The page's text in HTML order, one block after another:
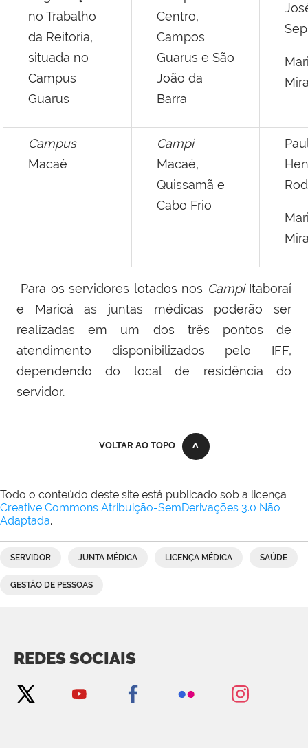
no Trabalho
da Reitoria,
situada no
Campus
Guarus
Centro,
Campos
Guarus e São
João da
Barra
Campus
Macaé
Campi
Macaé,
Quissamã e
Cabo Frio
Para os servidores lotados nos Campi Itaboraí
e Maricá as juntas médicas poderão ser
realizadas em um dos três pontos de
atendimento disponibilizados pelo IFF,
dependendo do local de residência do
servidor.
VOLTAR AO TOPO
Todo o conteúdo deste site está publicado sob a licença
Creative Commons Atribuição-SemDerivações 3.0 Não
Adaptada.
SERVIDOR JUNTA MÉDICA LICENÇA MÉDICA SAÚDE
GESTÃO DE PESSOAS
REDES SOCIAIS